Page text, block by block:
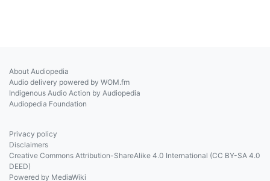
About Audiopedia
Audio delivery powered by WOM.fm
Indigenous Audio Action by Audiopedia
Audiopedia Foundation
Privacy policy
Disclaimers
Creative Commons Attribution-ShareAlike 4.0 International (CC BY-SA 4.0
DEED)
Powered by MediaWiki